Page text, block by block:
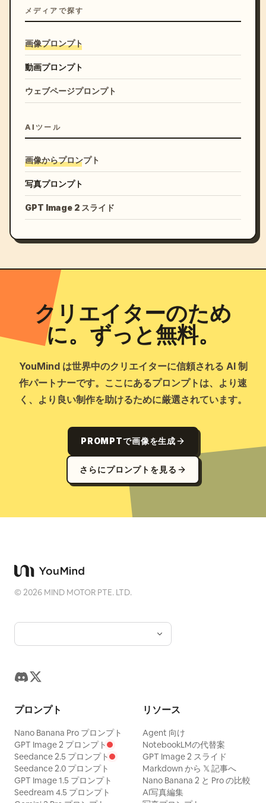
メディアで探す
画像プロンプト
動画プロンプト
ウェブページプロンプト
AIツール
画像からプロンプト
写真プロンプト
GPT Image 2 スライド
クリエイターのため
に。ずっと無料。
YouMind は世界中のクリエイターに信頼される AI 制
作パートナーです。ここにあるプロンプトは、より速
く、より良い制作を助けるために厳選されています。
PROMPTで画像を生成
さらにプロンプトを見る
©2026 MIND MOTOR PTE. LTD.
プロンプト
Nano Banana Pro プロンプト
GPT Image 2 プロンプト
Seedance 2.5 プロンプト
Seedance 2.0 プロンプト
GPT Image 1.5 プロンプト
Seedream 4.5 プロンプト
リソース
Agent 向け
NotebookLMの代替案
GPT Image 2 スライド
Markdown から 𝕏 記事へ
Nano Banana 2 と Pro の比較
AI写真編集